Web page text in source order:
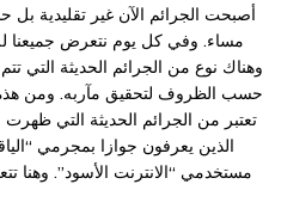
أصبحت الجرائم الآن غير تقليدية بل
مساء. وفي كل يوم نتعرض جميعنا
وهناك نوع من الجرائم الحديثة التي
حسب الظروف لتحقيق مآربه. ومن هذه
تعتبر من الجرائم الحديثة التي
الذين يعرفون جوازا بمجرمي
مستخدمي “الانترنت الأسود”. وهنا